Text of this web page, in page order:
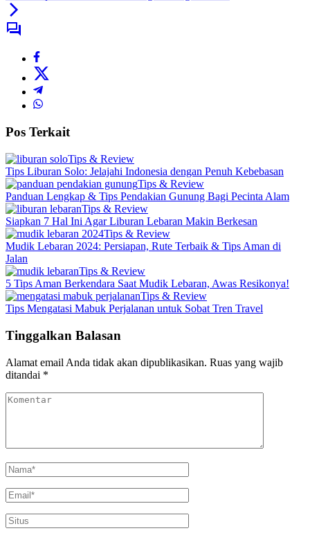
Pos Terkait
Tips & Review
Tips Liburan Solo: Jelajahi Indonesia dengan Penuh Kebebasan
Tips & Review
Panduan Lengkap & Tips Pendakian Gunung Bagi Pecinta Alam
Tips & Review
Siapkan 7 Hal Ini Agar Liburan Lebaran Makin Berkesan
Tips & Review
Mudik Lebaran 2024: Persiapan, Rute Terbaik & Tips Aman di
Jalan
Tips & Review
5 Tips Aman Berkendara Saat Mudik Lebaran, Awas Resikonya!
Tips & Review
Tips Mengatasi Mabuk Perjalanan untuk Sobat Tren Travel
Tinggalkan Balasan
Alamat email Anda tidak akan dipublikasikan. Ruas yang wajib
ditandai *